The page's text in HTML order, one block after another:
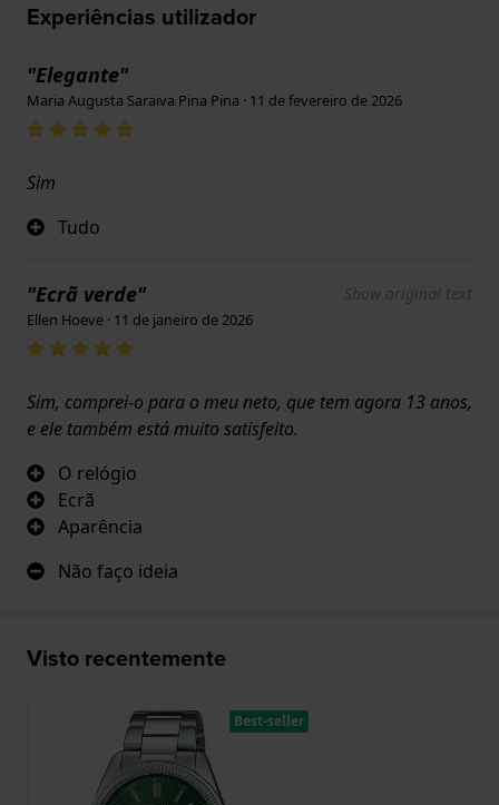
Experiências utilizador
"Elegante"
Maria Augusta Saraiva Pina Pina · 11 de fevereiro de 2026
Sim
Tudo
"Ecrã verde" Show original text
Ellen Hoeve · 11 de janeiro de 2026
Sim, comprei-o para o meu neto, que tem agora 13 anos,
e ele também está muito satisfeito.
O relógio
Ecrã
Aparência
Não faço ideia
Visto recentemente
Best-seller